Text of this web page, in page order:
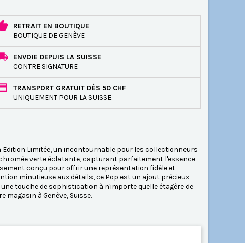
RETRAIT EN BOUTIQUE
BOUTIQUE DE GENÈVE
ENVOIE DEPUIS LA SUISSE
CONTRE SIGNATURE
TRANSPORT GRATUIT DÈS 50 CHF
UNIQUEMENT POUR LA SUISSE.
Edition Limitée, un incontournable pour les collectionneurs
verte éclatante, capturant parfaitement l'essence
conçu pour offrir une représentation fidèle et
minutieuse aux détails, ce Pop est un ajout précieux
touche de sophistication à n'importe quelle étagère de
à Genève, Suisse.